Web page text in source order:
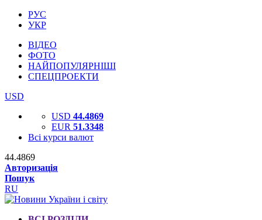
РУС
УКР
ВІДЕО
ФОТО
НАЙПОПУЛЯРНІШІ
СПЕЦПРОЕКТИ
USD
USD 44.4869
EUR 51.3348
Всі курси валют
44.4869
Авторизація
Пошук
RU